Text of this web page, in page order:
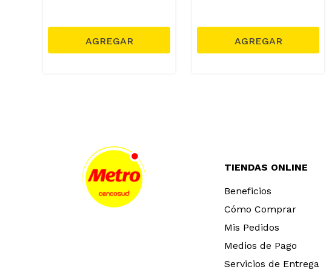
TIENDAS ONLINE
Beneficios
Cómo Comprar
Mis Pedidos
Medios de Pago
Servicios de Entrega